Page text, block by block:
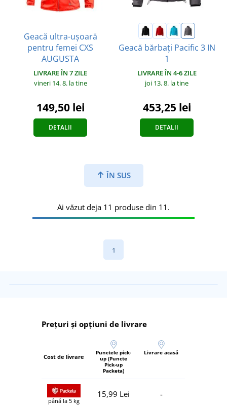
Geacă ultra-ușoară
pentru femei CXS
AUGUSTA
LIVRARE ÎN 7 ZILE
vineri 14. 8. la tine
149,50 lei
DETALII
Geacă bărbați Pacific 3 IN
1
LIVRARE ÎN 4-6 ZILE
joi 13. 8. la tine
453,25 lei
DETALII
ÎN SUS
Ai văzut deja 11 produse din 11.
1
Prețuri și opțiuni de livrare
Cost de livrare
Punctele pick-
up (Puncte
Pick-up
Packeta)
Livrare acasă
până la 5 kg
15,99 Lei -